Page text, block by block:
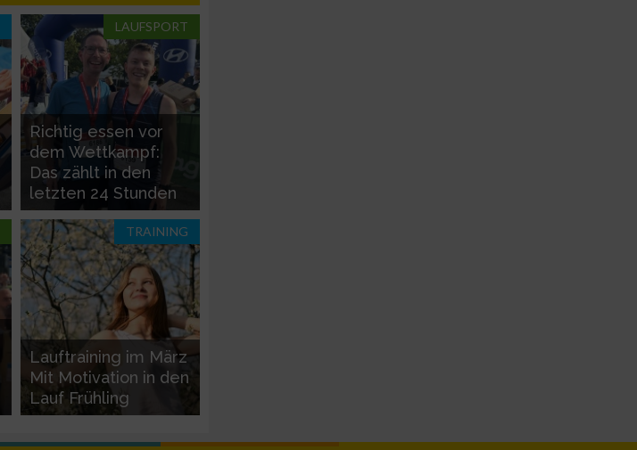
LAUFSPORT
Richtig essen vor
dem Wettkampf:
Das zählt in den
letzten 24 Stunden
TRAINING
Lauftraining im März
Mit Motivation in den
Lauf Frühling